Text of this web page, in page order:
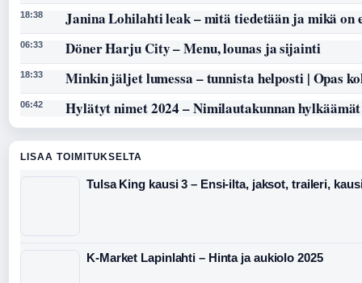
18:38 Janina Lohilahti leak – mitä tiedetään ja mikä on
06:33 Döner Harju City – Menu, lounas ja sijainti
18:33 Minkin jäljet lumessa – tunnista helposti | Opas
06:42 Hylätyt nimet 2024 – Nimilautakunnan
LISAA TOIMITUKSELTA
Tulsa King kausi 3 – Ensi-ilta, jaksot, traileri,
K-Market Lapinlahti – Hinta ja aukiolo 2025